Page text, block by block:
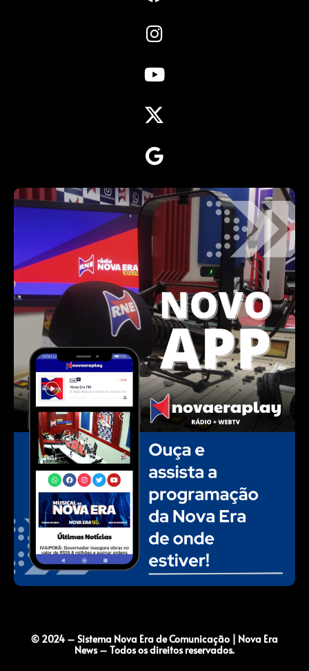
© 2024 – Sistema Nova Era de Comunicação | Nova Era
News – Todos os direitos reservados.